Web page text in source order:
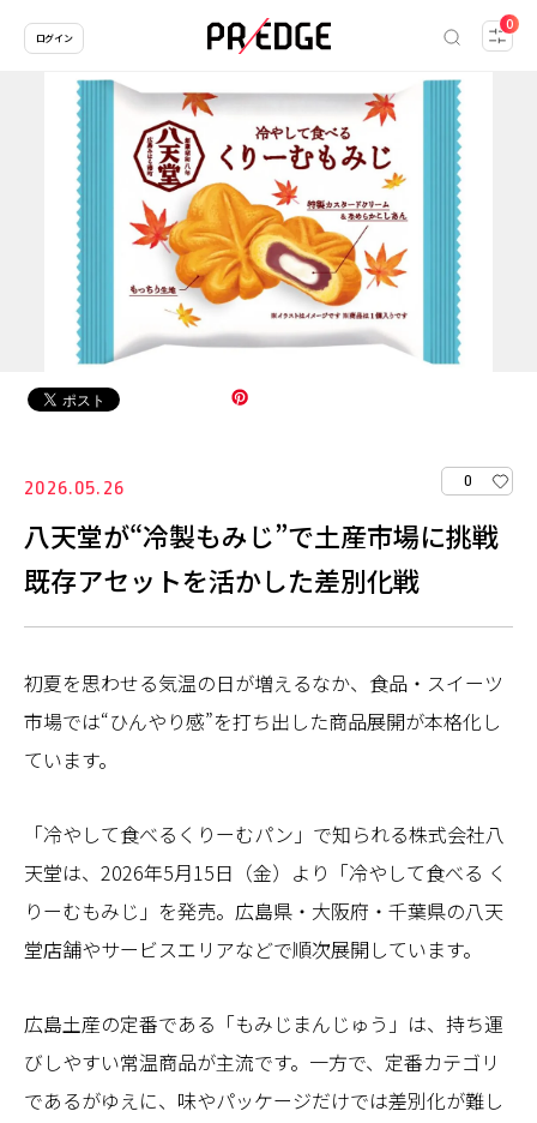
0
ログイン
2026.05.26 0
八天堂が“冷製もみじ”で土産市場に挑戦
既存アセットを活かした差別化戦
初夏を思わせる気温の日が増えるなか、食品・スイーツ
市場では“ひんやり感”を打ち出した商品展開が本格化し
ています。
「冷やして食べるくりーむパン」で知られる株式会社八
天堂は、2026年5月15日（金）より「冷やして食べる く
りーむもみじ」を発売。広島県・大阪府・千葉県の八天
堂店舗やサービスエリアなどで順次展開しています。
広島土産の定番である「もみじまんじゅう」は、持ち運
びしやすい常温商品が主流です。一方で、定番カテゴリ
であるがゆえに、味やパッケージだけでは差別化が難し